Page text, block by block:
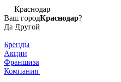
Краснодар
Ваш городКраснодар?
Да Другой
Бренды
Акции
Франшиза
Компания